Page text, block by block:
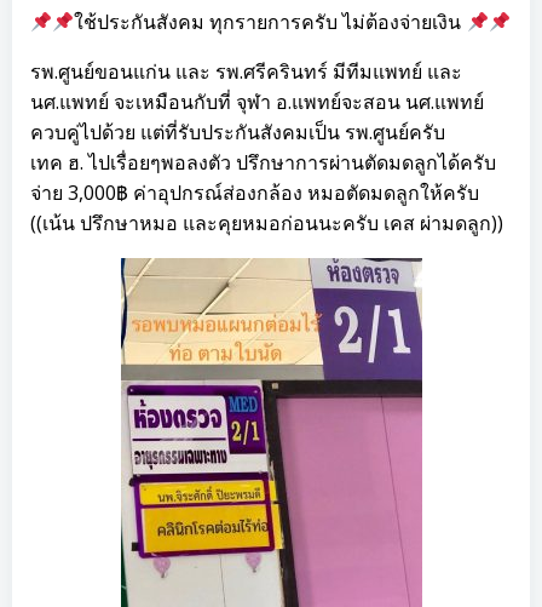
ใช้ประกันสังคม ทุกรายการครับ ไม่ต้องจ่ายเงิน
รพ.ศูนย์ขอนแก่น และ รพ.ศรีครินทร์ มีทีมแพทย์ และ
นศ.แพทย์ จะเหมือนกับที่ จุฬา อ.แพทย์จะสอน นศ.แพทย์
ควบคู่ไปด้วย แต่ที่รับประกันสังคมเป็น รพ.ศูนย์ครับ
เทค ฮ. ไปเรื่อยๆพอลงตัว ปรึกษาการผ่านตัดมดลูกได้ครับ
จ่าย 3,000฿ ค่าอุปกรณ์ส่องกล้อง หมอตัดมดลูกให้ครับ
((เน้น ปรึกษาหมอ และคุยหมอก่อนนะครับ เคส ผ่ามดลูก))